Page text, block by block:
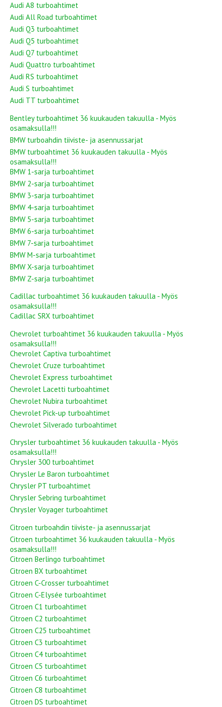
Audi A8 turboahtimet
Audi All Road turboahtimet
Audi Q3 turboahtimet
Audi Q5 turboahtimet
Audi Q7 turboahtimet
Audi Quattro turboahtimet
Audi RS turboahtimet
Audi S turboahtimet
Audi TT turboahtimet
Bentley turboahtimet 36 kuukauden takuulla - Myös
osamaksulla!!!
BMW turboahdin tiiviste- ja asennussarjat
BMW turboahtimet 36 kuukauden takuulla - Myös
osamaksulla!!!
BMW 1-sarja turboahtimet
BMW 2-sarja turboahtimet
BMW 3-sarja turboahtimet
BMW 4-sarja turboahtimet
BMW 5-sarja turboahtimet
BMW 6-sarja turboahtimet
BMW 7-sarja turboahtimet
BMW M-sarja turboahtimet
BMW X-sarja turboahtimet
BMW Z-sarja turboahtimet
Cadillac turboahtimet 36 kuukauden takuulla - Myös
osamaksulla!!!
Cadillac SRX turboahtimet
Chevrolet turboahtimet 36 kuukauden takuulla - Myös
osamaksulla!!!
Chevrolet Captiva turboahtimet
Chevrolet Cruze turboahtimet
Chevrolet Express turboahtimet
Chevrolet Lacetti turboahtimet
Chevrolet Nubira turboahtimet
Chevrolet Pick-up turboahtimet
Chevrolet Silverado turboahtimet
Chrysler turboahtimet 36 kuukauden takuulla - Myös
osamaksulla!!!
Chrysler 300 turboahtimet
Chrysler Le Baron turboahtimet
Chrysler PT turboahtimet
Chrysler Sebring turboahtimet
Chrysler Voyager turboahtimet
Citroen turboahdin tiiviste- ja asennussarjat
Citroen turboahtimet 36 kuukauden takuulla - Myös
osamaksulla!!!
Citroen Berlingo turboahtimet
Citroen BX turboahtimet
Citroen C-Crosser turboahtimet
Citroen C-Elysée turboahtimet
Citroen C1 turboahtimet
Citroen C2 turboahtimet
Citroen C25 turboahtimet
Citroen C3 turboahtimet
Citroen C4 turboahtimet
Citroen C5 turboahtimet
Citroen C6 turboahtimet
Citroen C8 turboahtimet
Citroen DS turboahtimet